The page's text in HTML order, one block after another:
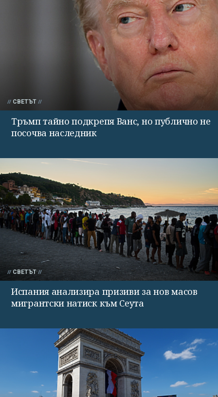
СВЕТЪТ
Тръмп тайно подкрепя Ванс, но публично не
посочва наследник
СВЕТЪТ
Испания анализира призиви за нов масов
мигрантски натиск към Сеута